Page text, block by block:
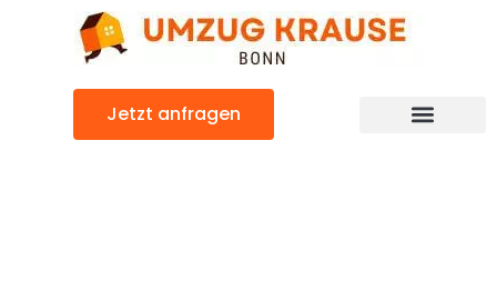
Jetzt anfragen